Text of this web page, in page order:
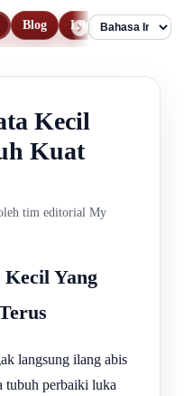
Blog Lihat Produk
Language
Kecil
Kuat
tim editorial My
Yang
langsung ilang abis
tubuh perbaiki luka